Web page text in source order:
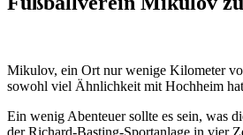
Mikulov, ein Ort nur wenige Kilometer
sowohl viel Ähnlichkeit mit Hochheim
Ein wenig Abenteuer sollte es sein, was
der Richard-Basting-Sportanlage in vier